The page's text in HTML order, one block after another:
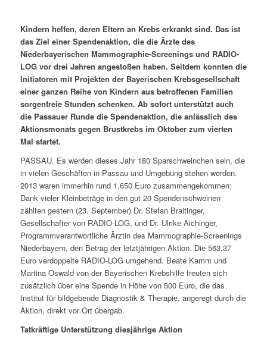
Kindern helfen, deren Eltern an Krebs erkrankt sind. Das ist
das Ziel einer Spendenaktion, die die Ärzte des
Niederbayerischen Mammographie-Screenings und RADIO-
LOG vor drei Jahren angestoßen haben. Seitdem konnten die
Initiatoren mit Projekten der Bayerischen Krebsgesellschaft
einer ganzen Reihe von Kindern aus betroffenen Familien
sorgenfreie Stunden schenken. Ab sofort unterstützt auch
die Passauer Runde die Spendenaktion, die anlässlich des
Aktionsmonats gegen Brustkrebs im Oktober zum vierten
Mal startet.
PASSAU. Es werden dieses Jahr 180 Sparschweinchen sein, die
in vielen Geschäften in Passau und Umgebung stehen werden.
2013 waren immerhin rund 1.650 Euro zusammengekommen:
Dank vieler Kleinbeträge in den gut 20 Spendenschweinen
zählten gestern (23. September) Dr. Stefan Braitinger,
Gesellschafter von RADIO-LOG, und Dr. Ulrike Aichinger,
Programmverantwortliche Ärztin des Mammographie-Screenings
Niederbayern, den Betrag der letztjährigen Aktion. Die 563,37
Euro verdoppelte RADIO-LOG umgehend. Beate Kamm und
Martina Oswald von der Bayerischen Krebshilfe freuten sich
zusätzlich über eine Spende in Höhe von 500 Euro, die das
Institut für bildgebende Diagnostik & Therapie, angeregt durch die
Aktion, direkt vor Ort übergab.
Tatkräftige Unterstützung diesjährige Aktion